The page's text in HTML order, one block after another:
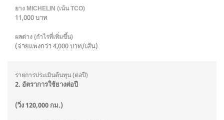
11,000 บาท
(จ่ายแพงกว่า 4,000 บาท/เส้น)
2. อัตราการใช้ยางต่อปี
(วิ่ง 120,000 กม.)